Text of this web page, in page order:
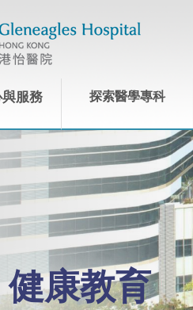
服務 探索醫學專科
健康教育